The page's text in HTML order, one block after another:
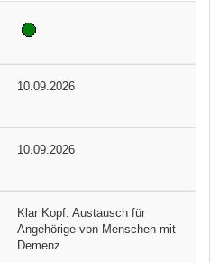
10.09.2026
10.09.2026
Klar Kopf. Austausch für
Angehörige von Menschen mit
Demenz